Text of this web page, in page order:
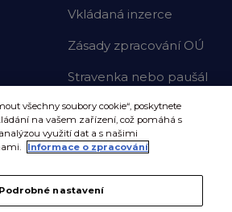
Vkládaná inzerce
Zásady zpracování OÚ
Stravenka nebo paušál
všechny soubory cookie“, poskytnete
na vašem zařízení, což pomáhá s
využití dat a s našimi
Informace o zpracování
Podrobné nastavení